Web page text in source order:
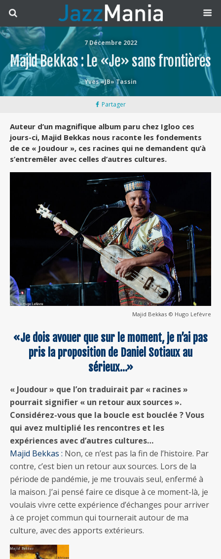
7 Décembre 2022
Majid Bekkas : Le «Je» sans frontières
Yves «JB» Tassin
Partager
Auteur d’un magnifique album paru chez Igloo ces
jours-ci, Majid Bekkas nous raconte les fondements
de ce « Joudour », ces racines qui ne demandent qu’à
s’entremêler avec celles d’autres cultures.
Majid Bekkas © Hugo Lefèvre
«Je dois avouer que sur le moment, je n’ai pas
pris la proposition de Daniel Sotiaux au
sérieux…»
« Joudour » que l’on traduirait par « racines »
pourrait signifier « un retour aux sources ».
Considérez-vous que la boucle est bouclée ? Vous
qui avez multiplié les rencontres et les
expériences avec d’autres cultures…
Majid Bekkas : Non, ce n’est pas la fin de l’histoire. Par
contre, c’est bien un retour aux sources. Lors de la
période de pandémie, je me trouvais seul, enfermé à
la maison. J’ai pensé faire ce disque à ce moment-là, je
voulais vivre cette expérience d’échanges pour arriver
à ce projet commun qui tournerait autour de ma
culture, avec des apports extérieurs.